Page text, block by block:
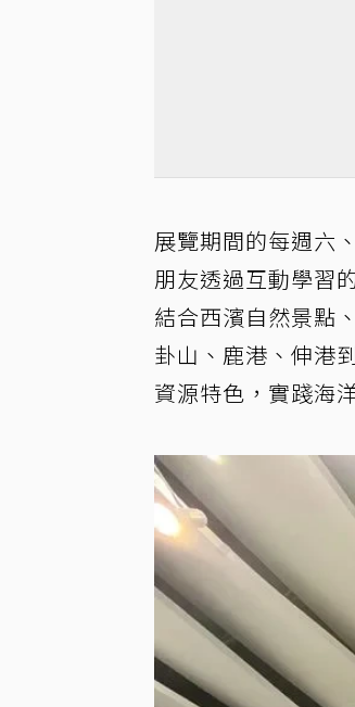
展覽期間的每週六
朋友透過互動學習
結合西濱自然景點
卦山、鹿港、伸港
資源特色，實踐海